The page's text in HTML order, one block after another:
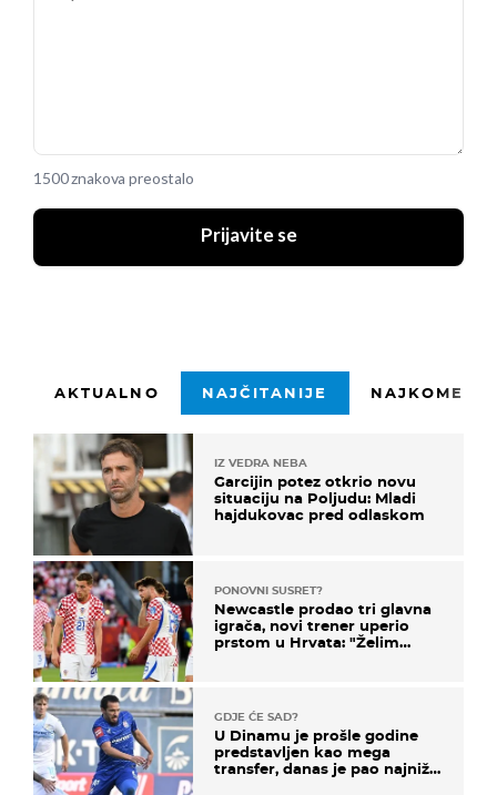
1500 znakova preostalo
Prijavite se
AKTUALNO NAJČITANIJE
IZ VEDRA NEBA
Garcijin potez otkrio novu
situaciju na Poljudu: Mladi
hajdukovac pred odlaskom
PONOVNI SUSRET?
Newcastle prodao tri glavna
igrača, novi trener uperio
prstom u Hrvata: "Želim
GDJE ĆE SAD?
U Dinamu je prošle godine
predstavljen kao mega
transfer, danas je pao najniže